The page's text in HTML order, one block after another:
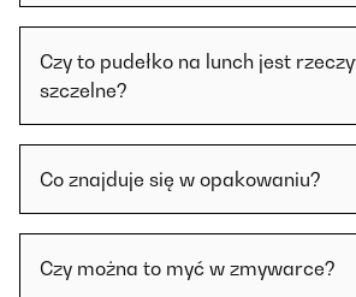
Czy to pudełko na lunch jest
szczelne?
Co znajduje się w opakowaniu?
Czy można to myć w zmywarce?